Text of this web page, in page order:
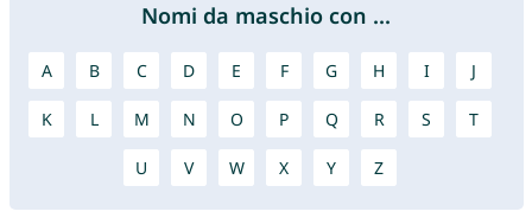
Nomi da maschio con ...
A B C D E F G H I J
K L M N O P Q R S T
U V W X Y Z